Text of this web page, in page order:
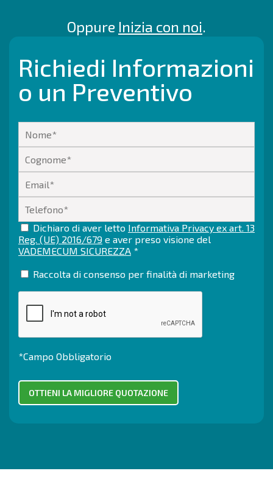
Oppure Inizia con noi.
Richiedi Informazioni
o un Preventivo
Dichiaro di aver letto Informativa Privacy ex art. 13
Reg. (UE) 2016/679 e aver preso visione del
VADEMECUM SICUREZZA *
Raccolta di consenso per finalità di marketing
*Campo Obbligatorio